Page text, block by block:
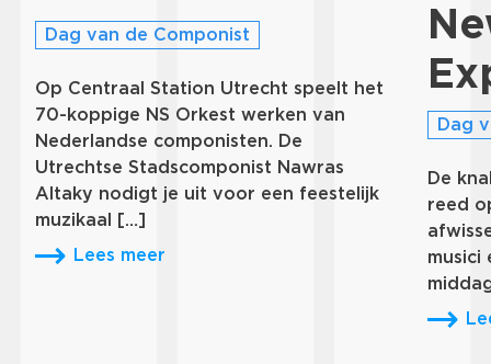
Dag van de Componist
Op Centraal Station Utrecht speelt het
70-koppige NS Orkest werken van
Nederlandse componisten. De
Utrechtse Stadscomponist Nawras
Altaky nodigt je uit voor een feestelijk
muzikaal […]
Lees meer
Dag
De
reed
musici